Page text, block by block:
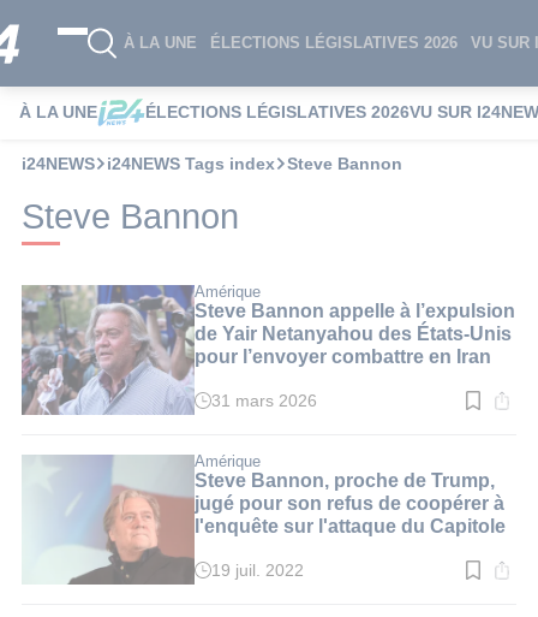
À LA UNE ÉLECTIONS LÉGISLATIVES 2026 VU SUR
À LA UNE ÉLECTIONS LÉGISLATIVES 2026VU SUR
i24NEWS i24NEWS Tags index Steve Bannon
Steve Bannon
Amérique
Steve Bannon appelle à l’expulsion
de Yair Netanyahou des États-Unis
pour l’envoyer combattre en Iran
Temps
:
3
min.
31 mars 2026
Amérique
Steve Bannon, proche de Trump,
jugé pour son refus de coopérer à
l'enquête sur l'attaque du Capitole
Temps
19 juil. 2022